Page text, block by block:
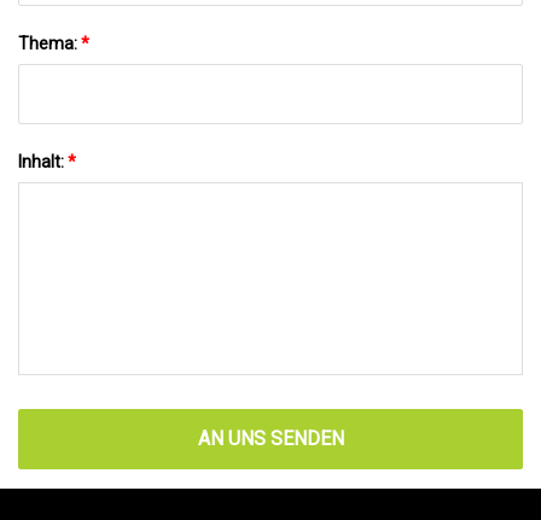
Thema:*
Inhalt:*
AN UNS SENDEN